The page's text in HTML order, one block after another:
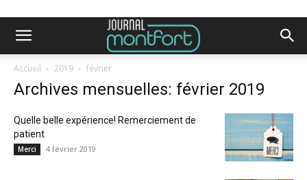
Accueil 2019 février
Archives mensuelles: février 2019
Quelle belle expérience! Remerciement de
patient
Merci 4 février 2019